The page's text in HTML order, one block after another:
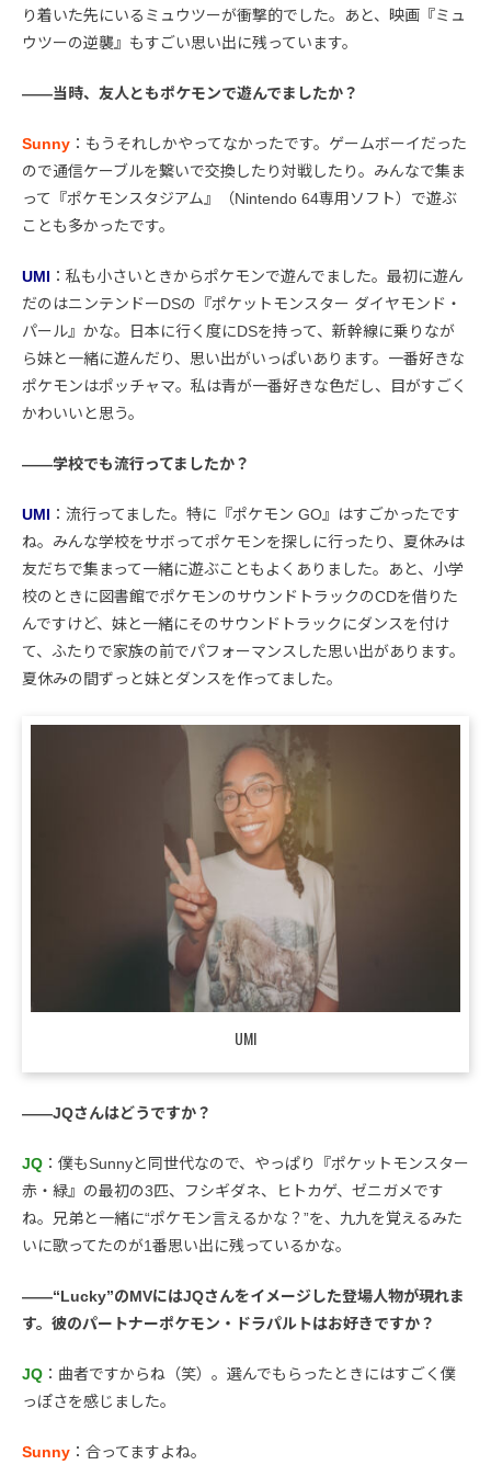
り着いた先にいるミュウツーが衝撃的でした。あと、映画『ミュ
ウツーの逆襲』もすごい思い出に残っています。
――当時、友人ともポケモンで遊んでましたか？
Sunny ：もうそれしかやってなかったです。ゲームボーイだった
ので通信ケーブルを繋いで交換したり対戦したり。みんなで集ま
って『ポケモンスタジアム』（Nintendo 64専用ソフト）で遊ぶ
ことも多かったです。
UMI ：私も小さいときからポケモンで遊んでました。最初に遊ん
だのはニンテンドーDSの『ポケットモンスター ダイヤモンド・
パール』かな。日本に行く度にDSを持って、新幹線に乗りなが
ら妹と一緒に遊んだり、思い出がいっぱいあります。一番好きな
ポケモンはポッチャマ。私は青が一番好きな色だし、目がすごく
かわいいと思う。
――学校でも流行ってましたか？
UMI ：流行ってました。特に『ポケモン GO』はすごかったです
ね。みんな学校をサボってポケモンを探しに行ったり、夏休みは
友だちで集まって一緒に遊ぶこともよくありました。あと、小学
校のときに図書館でポケモンのサウンドトラックのCDを借りた
んですけど、妹と一緒にそのサウンドトラックにダンスを付け
て、ふたりで家族の前でパフォーマンスした思い出があります。
夏休みの間ずっと妹とダンスを作ってました。
UMI
――JQさんはどうですか？
JQ ：僕もSunnyと同世代なので、やっぱり『ポケットモンスター
赤・緑』の最初の3匹、フシギダネ、ヒトカゲ、ゼニガメです
ね。兄弟と一緒に“ポケモン言えるかな？”を、九九を覚えるみた
いに歌ってたのが1番思い出に残っているかな。
――“Lucky”のMVにはJQさんをイメージした登場人物が現れま
す。彼のパートナーポケモン・ドラパルトはお好きですか？
JQ ：曲者ですからね（笑）。選んでもらったときにはすごく僕
っぽさを感じました。
Sunny ：合ってますよね。